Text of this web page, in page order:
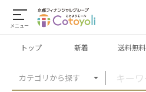
メニュー
カテゴリから探す
トップ 新着 送料無料